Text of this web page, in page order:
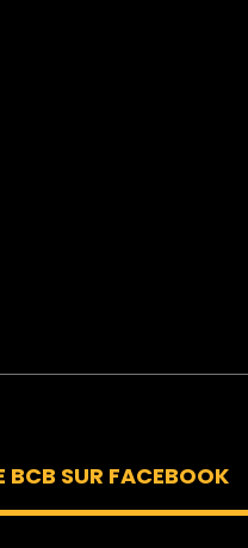
BCB SUR FACEBOOK